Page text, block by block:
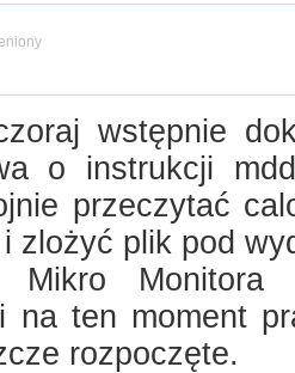
wstępnie
o instrukcji
przeczytać
zlożyć plik pod
Mikro Monitora
na ten moment
rozpoczęte.